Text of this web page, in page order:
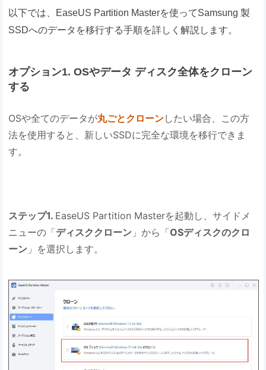
以下では、EaseUS Partition Masterを使ってSamsung 製
SSDへのデータを移行する手順を詳しく解説します。
オプション1. OSやデータ ディスク全体をクローン
する
OSや全てのデータが丸ごとクローンしたい場合、この方
法を使用すると、新しいSSDに完全な環境を移行できま
す。
ステップ1. EaseUS Partition Masterを起動し、サイドメ
ニューの「ディスククローン 」から「OSディスクのクロ
ーン 」を選択します。